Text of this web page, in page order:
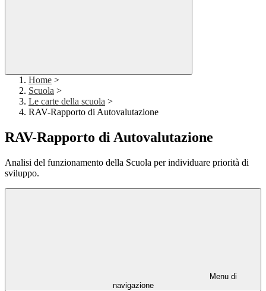
Home >
Scuola >
Le carte della scuola >
RAV-Rapporto di Autovalutazione
RAV-Rapporto di Autovalutazione
Analisi del funzionamento della Scuola per individuare priorità di
sviluppo.
Menu di
navigazione